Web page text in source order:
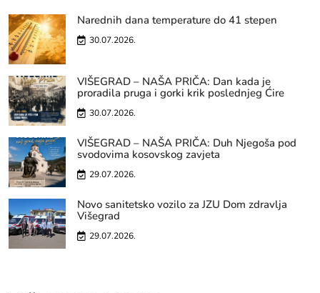
Narednih dana temperature do 41 stepen
30.07.2026.
VIŠEGRAD – NAŠA PRIČA: Dan kada je
proradila pruga i gorki krik poslednjeg Ćire
30.07.2026.
VIŠEGRAD – NAŠA PRIČA: Duh Njegoša pod
svodovima kosovskog zavjeta
29.07.2026.
Novo sanitetsko vozilo za JZU Dom zdravlja
Višegrad
29.07.2026.